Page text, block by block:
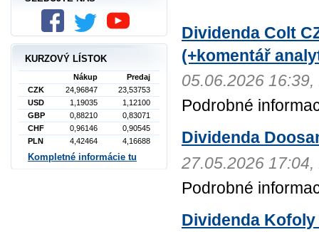
Dividenda Colt
(+komentář
05.06.2026
Podrobné
Dividenda
27.05.2026 17:04,
Podrobné
Dividenda
KURZOVÝ LÍSTOK
Nákup
Predaj
CZK
24,96847
23,53753
USD
1,19035
1,12100
GBP
0,88210
0,83071
CHF
0,96146
0,90545
PLN
4,42464 4,16688
Kompletné informácie tu